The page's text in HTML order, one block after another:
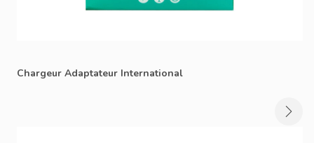
Chargeur Adaptateur International